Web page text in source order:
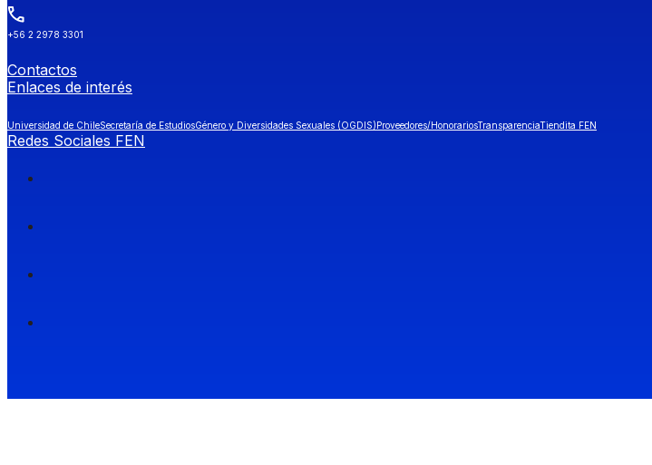
+56 2 2978 3301
Contactos
Enlaces de interés
Universidad de ChileSecretaría de EstudiosGénero y Diversidades Sexuales (OGDIS)Proveedores/HonorariosTransparenciaTiendita FEN
Redes Sociales FEN